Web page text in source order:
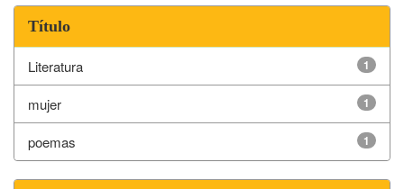
Título
1
Literatura
1
mujer
1
poemas